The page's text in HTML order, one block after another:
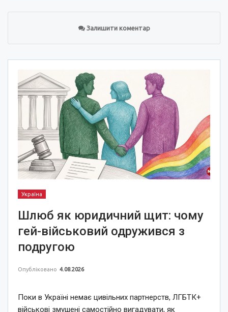
Залишити коментар
Україна
Шлюб як юридичний щит: чому
гей-військовий одружився з
подругою
Опубліковано 4.08.2026
Поки в Україні немає цивільних партнерств, ЛГБТК+
військові змушені самостійно вигадувати, як